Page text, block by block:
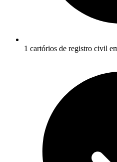
1 cartórios de registro civil